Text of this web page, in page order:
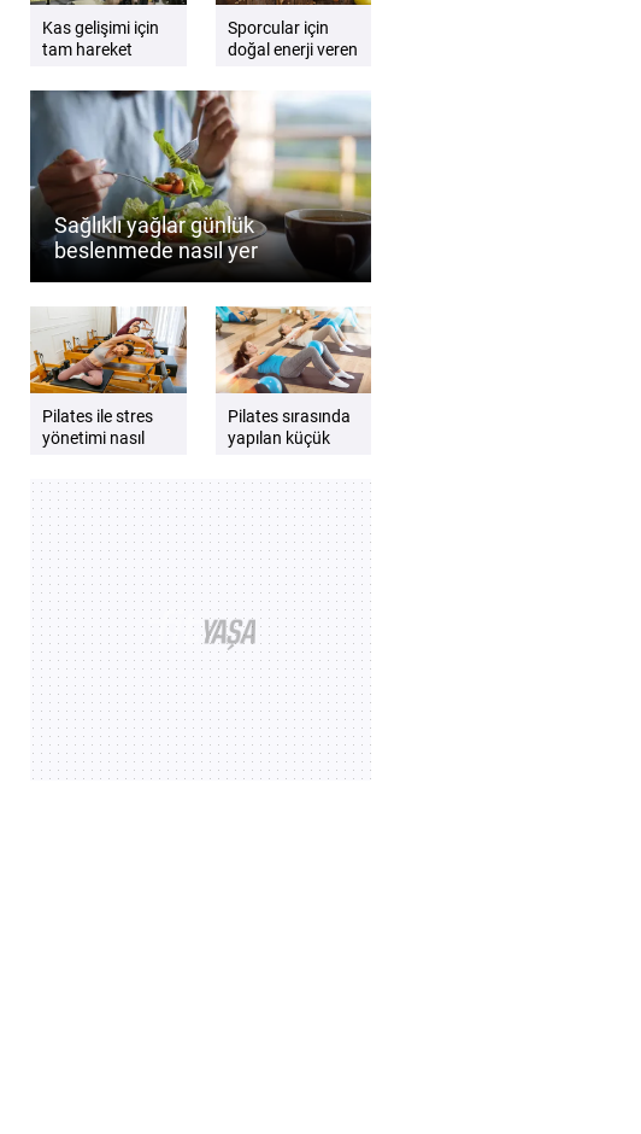
Kas gelişimi için
tam hareket
önemlidir?
Sporcular için
doğal enerji veren
Performansı
destekleyen besin
önerileri
Sağlıklı yağlar günlük
beslenmede nasıl yer
Pilates ile stres
yönetimi nasıl
Zihin ve beden
dengesini
güçlendiren
öneriler
Pilates sırasında
yapılan küçük
nelere yol
açabilir?